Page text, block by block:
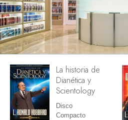
La historia de
Dianética y
Scientology
Disco
Compacto